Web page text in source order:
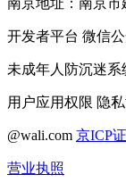
开发者平台 微信
未成年人防沉迷系
用户应用权限 隐
@wali.com 京ICP
营业执照